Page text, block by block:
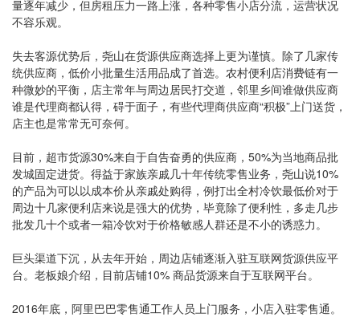
量逐年减少，但房租压力一路上涨，各种零售小店分流，运营状况
不容乐观。
失去客源优势后，尧山在货源供应商选择上更为谨慎。除了几家传
统供应商，低价小批量生活用品成了首选。农村便利店消费链有一
种微妙的平衡，店主常年与周边居民打交道，邻里乡间谁做供应商
谁是代理商都认得，碍于面子，有些代理商供应商“积极”上门送货，
店主也是常常无可奈何。
目前，超市货源30%来自于自告奋勇的供应商，50%为当地商品批
发城固定进货。得益于家族亲戚几十年传统零售业务，尧山说10%
的产品为可以以成本价从亲戚处购得，例打出全村冷饮最低价对于
周边十几家便利店来说是强大的优势，毕竟除了便利性，多走几步
批发几十个或者一箱冷饮对于价格敏感人群还是不小的诱惑力。
巨头渠道下沉，从去年开始，周边店铺逐渐入驻互联网货源供应平
台。老板娘介绍，目前店铺10% 商品货源来自于互联网平台。
2016年底，阿里巴巴零售通工作人员上门服务，小店入驻零售通。